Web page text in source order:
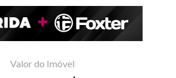
Valor do Imóvel